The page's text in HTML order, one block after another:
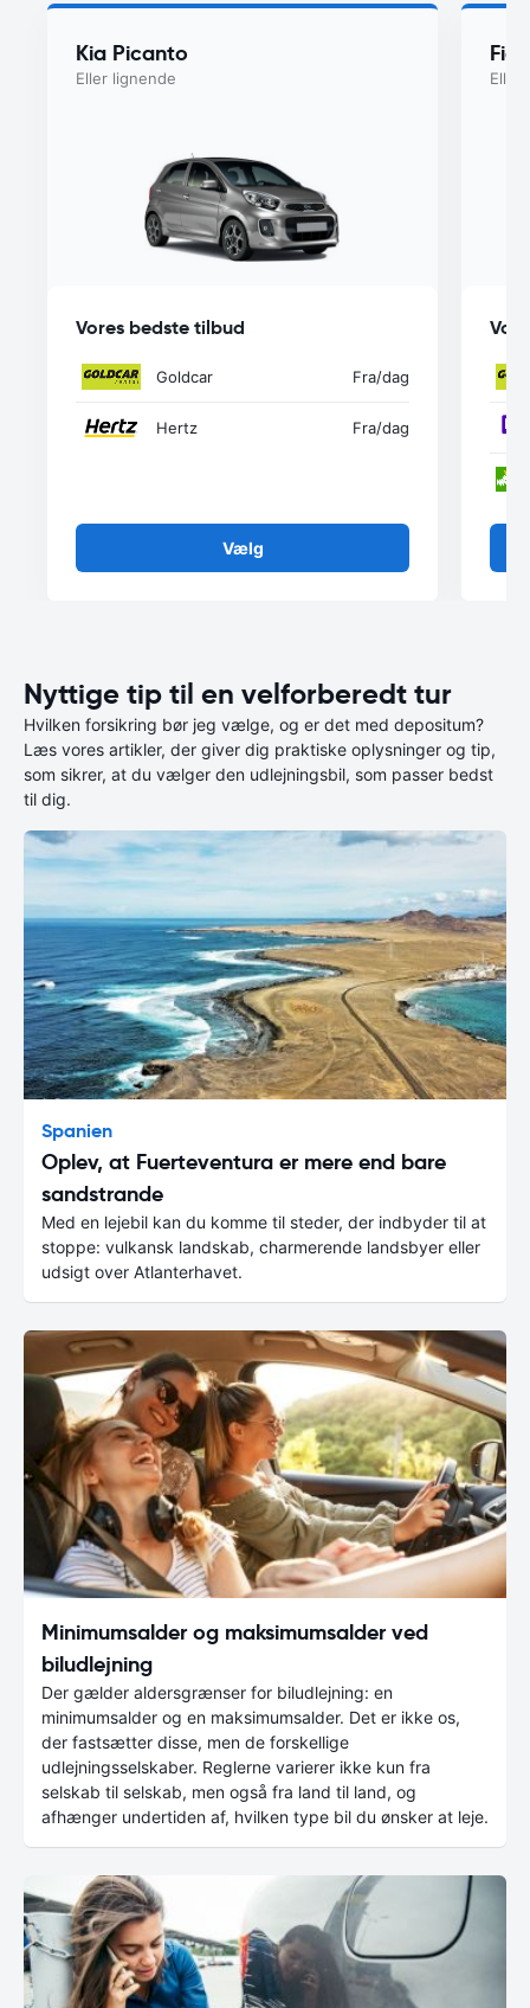
Kia Picanto
Eller lignende
Vores bedste tilbud
Goldcar Fra/dag
Hertz Fra/dag
Vælg
Eller
Nyttige tip til en velforberedt tur
Hvilken forsikring bør jeg vælge, og er det med depositum?
Læs vores artikler, der giver dig praktiske oplysninger og tip,
som sikrer, at du vælger den udlejningsbil, som passer bedst
til dig.
Spanien
Oplev, at Fuerteventura er mere end bare
sandstrande
Med en lejebil kan du komme til steder, der indbyder til at
stoppe: vulkansk landskab, charmerende landsbyer eller
udsigt over Atlanterhavet.
Minimumsalder og maksimumsalder ved
biludlejning
Der gælder aldersgrænser for biludlejning: en
minimumsalder og en maksimumsalder. Det er ikke os,
der fastsætter disse, men de forskellige
udlejningsselskaber. Reglerne varierer ikke kun fra
selskab til selskab, men også fra land til land, og
afhænger undertiden af, hvilken type bil du ønsker at leje.